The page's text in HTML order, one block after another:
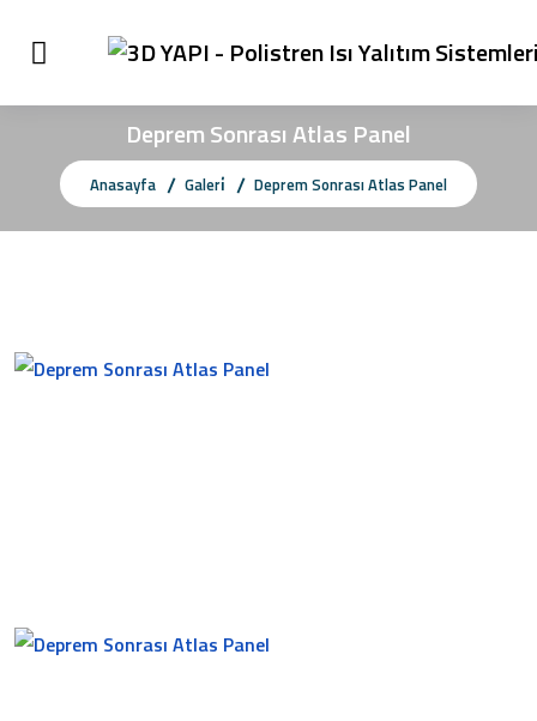
Deprem Sonrası Atlas Panel
Anasayfa Galeri̇ Deprem Sonrası Atlas Panel